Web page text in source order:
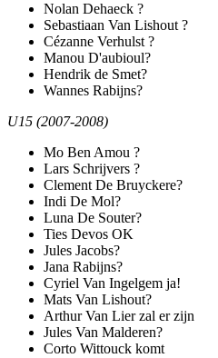
Nolan Dehaeck ?
Sebastiaan Van Lishout ?
Cézanne Verhulst ?
Manou D'aubioul?
Hendrik de Smet?
Wannes Rabijns?
U15 (2007-2008)
Mo Ben Amou ?
Lars Schrijvers ?
Clement De Bruyckere?
Indi De Mol?
Luna De Souter?
Ties Devos OK
Jules Jacobs?
Jana Rabijns?
Cyriel Van Ingelgem ja!
Mats Van Lishout?
Arthur Van Lier zal er zijn
Jules Van Malderen?
Corto Wittouck komt